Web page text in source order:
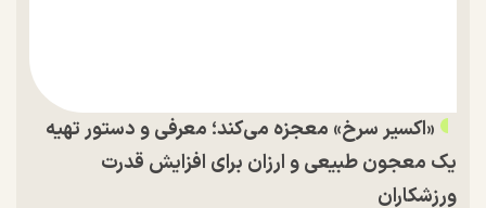
«اکسیر سرخ» معجزه می‌کند؛ معرفی و دستور تهیه
یک معجون طبیعی و ارزان برای افزایش قدرت
ورزشکاران